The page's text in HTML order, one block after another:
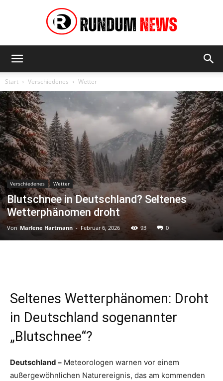
Start Verschiedenes Wetter
Verschiedenes Wetter
Blutschnee in Deutschland? Seltenes
Wetterphänomen droht
Von Marlene Hartmann - Februar 6, 2026 93 0
Seltenes Wetterphänomen: Droht
in Deutschland sogenannter
„Blutschnee“?
Deutschland – Meteorologen warnen vor einem
außergewöhnlichen Naturereignis, das am kommenden